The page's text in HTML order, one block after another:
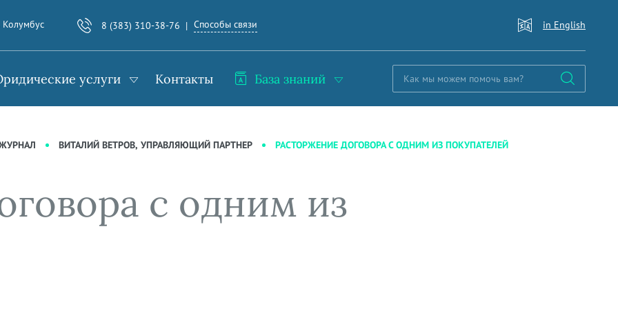
Колумбус 8 (383) 310-38-76 Способы связи in English
услуги Контакты База знаний
ВИТАЛИЙ ВЕТРОВ, УПРАВЛЯЮЩИЙ ПАРТНЕР РАСТОРЖЕНИЕ ДОГОВОРА С ОДНИМ ИЗ ПОКУПАТЕЛЕЙ
с одним из